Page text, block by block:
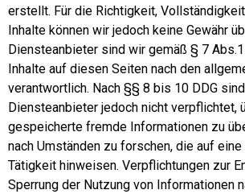
erstellt. Für die Richtigkeit,
Inhalte können wir jedoch keine Gewähr
Diensteanbieter sind wir gemäß § 7
Inhalte auf diesen Seiten nach den
verantwortlich. Nach §§ 8 bis 10 DDG
Diensteanbieter jedoch nicht verpflichtet,
gespeicherte fremde Informationen zu
nach Umständen zu forschen, die auf
Tätigkeit hinweisen. Verpflichtungen zur
Sperrung der Nutzung von Informationen